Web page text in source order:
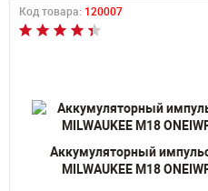
Код товара: 120007
Аккумуляторный
MILWAUKEE M18